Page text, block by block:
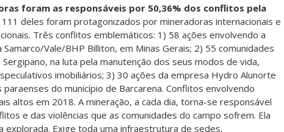
foram as responsáveis por 50,36% dos conflitos pela
111 deles foram protagonizados por mineradoras internacionais e
Três conflitos emblemáticos: 1) 58 ações envolvendo a
Vale/BHP Billiton, em Minas Gerais; 2) 55 comunidades
Sergipano, na luta pela manutenção dos seus modos de vida,
imobiliários; 3) 30 ações da empresa Hydro Alunorte
do município de Barcarena. Conflitos envolvendo
altos em 2018. A mineração, a cada dia, torna-se responsável
e das violências que as comunidades do campo sofrem. Ela
explorada. Exige toda uma infraestrutura de sedes,